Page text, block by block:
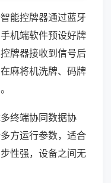
能控牌器通过蓝牙
机端软件预设好牌
牌器接收到信号后
麻将机洗牌、码牌
终端协同数据协
方运行参数，适合
性强，设备之间无